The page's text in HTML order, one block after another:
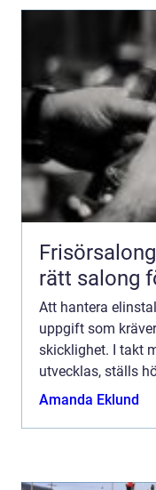
rätt salong
Att hantera
uppgift som
skicklighet. I takt
utvecklas, ställs
och säkerhet.
Amanda Eklund